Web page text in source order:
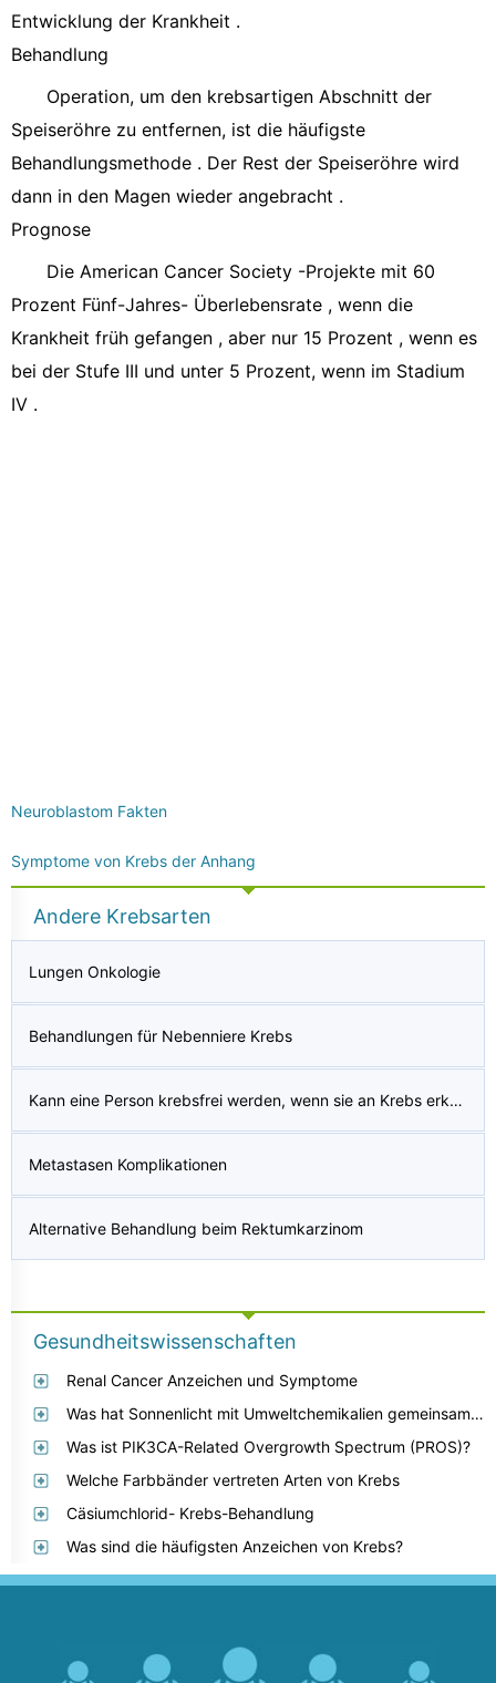
Entwicklung der Krankheit .
Behandlung
Operation, um den krebsartigen Abschnitt der
Speiseröhre zu entfernen, ist die häufigste
Behandlungsmethode . Der Rest der Speiseröhre wird
dann in den Magen wieder angebracht .
Prognose
Die American Cancer Society -Projekte mit 60
Prozent Fünf-Jahres- Überlebensrate , wenn die
Krankheit früh gefangen , aber nur 15 Prozent , wenn es
bei der Stufe III und unter 5 Prozent, wenn im Stadium
IV .
Neuroblastom Fakten
Symptome von Krebs der Anhang
Andere Krebsarten
Lungen Onkologie
Behandlungen für Nebenniere Krebs
Kann eine Person krebsfrei werden, wenn sie an Krebs erkrankt ist?
Metastasen Komplikationen
Alternative Behandlung beim Rektumkarzinom
Gesundheitswissenschaften
Renal Cancer Anzeichen und Symptome
Was hat Sonnenlicht mit Umweltchemikalien gemeinsam, von denen angenommen wird, dass sie Krebs verursachen?
Was ist PIK3CA-Related Overgrowth Spectrum (PROS)?
Welche Farbbänder vertreten Arten von Krebs
Cäsiumchlorid- Krebs-Behandlung
Was sind die häufigsten Anzeichen von Krebs?